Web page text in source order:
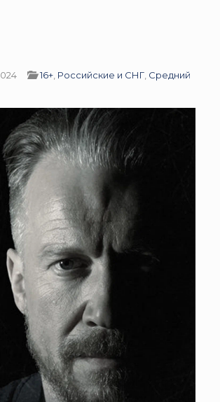
16+ Российские и СНГ Средний